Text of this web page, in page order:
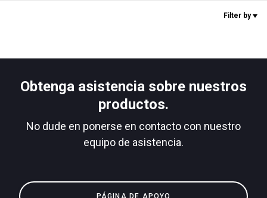
Filter by
Obtenga asistencia sobre nuestros
productos.
No dude en ponerse en contacto con nuestro
equipo de asistencia.
PÁGINA DE APOYO
Productos
Contacto